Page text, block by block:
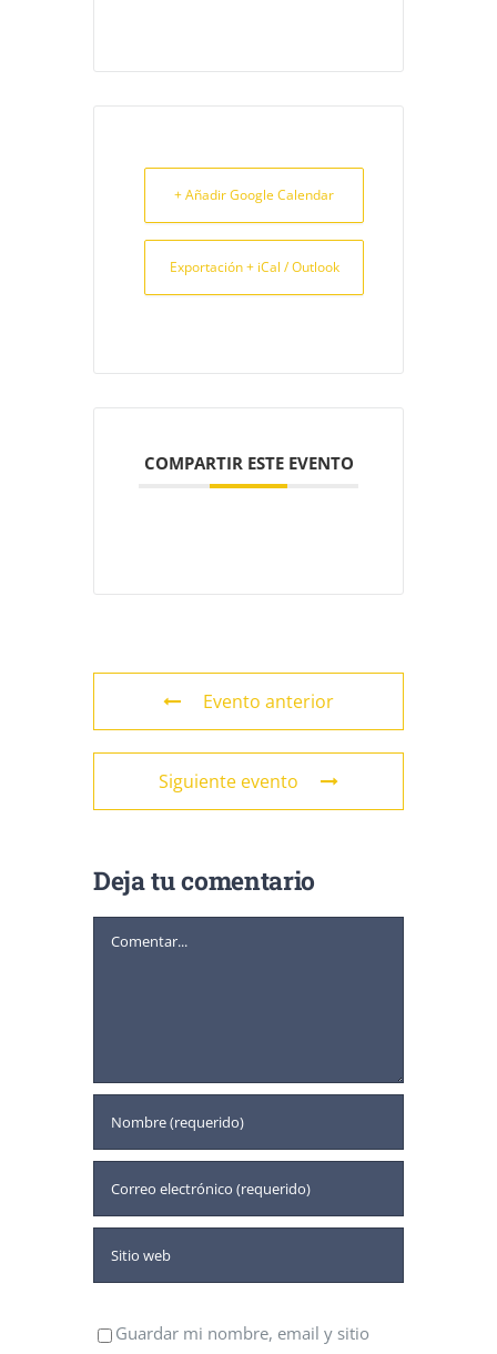
+ Añadir Google Calendar
Exportación + iCal / Outlook
COMPARTIR ESTE EVENTO
Evento anterior
Siguiente evento
Deja tu comentario
Comentar
Guardar mi nombre, email y sitio